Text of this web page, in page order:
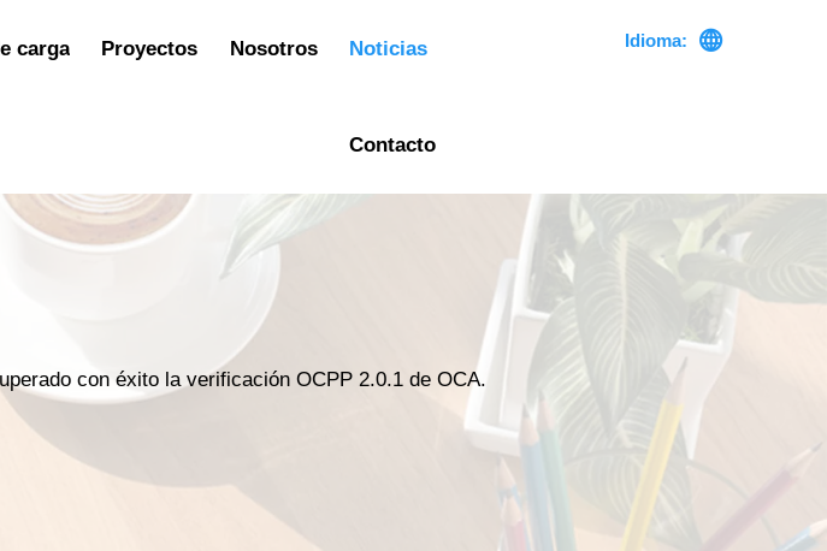
carga Proyectos Nosotros Noticias
Contacto
Idioma: 
con éxito la verificación OCPP 2.0.1 de OCA.